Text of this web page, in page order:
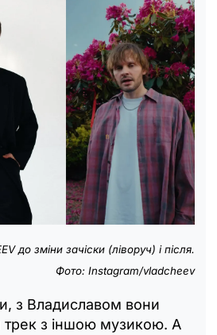
до зміни зачіски (ліворуч) і після.
Фото: Instagram/vladcheev
з Владиславом вони
трек з іншою музикою. А